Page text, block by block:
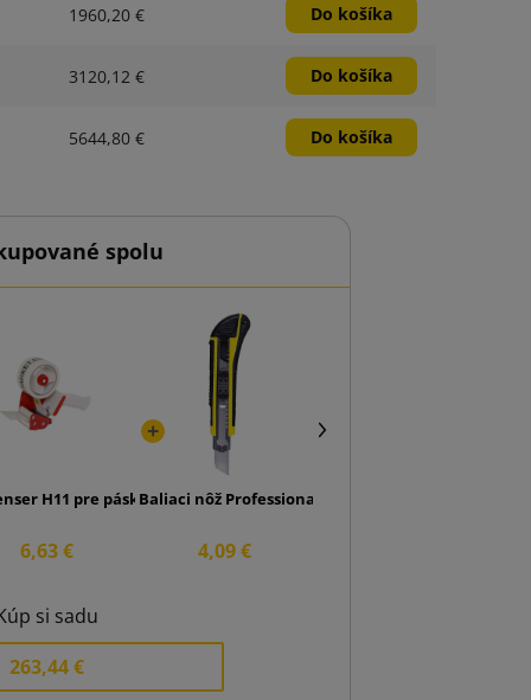
1960,20 € Do košíka
3120,12 € Do košíka
5644,80 € Do košíka
spolu
Akryl 48/60
H11 pre pásku 50mm
6,63 €
Baliaci nôž Professional 18 mm
4,09 €
si sadu
263,44 €